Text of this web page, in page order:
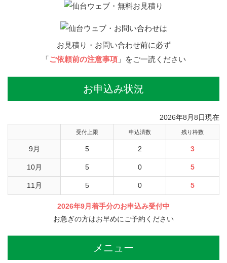
お見積り・お問い合わせ前に必ず
「ご依頼前の注意事項」をご一読ください
お申込み状況
2026年8月8日現在
受付上限 申込済数 残り枠数
9月 5 2 3
10月 5 0 5
11月 5 0 5
2026年9月着手分のお申込み受付中
お急ぎの方はお早めにご予約ください
メニュー